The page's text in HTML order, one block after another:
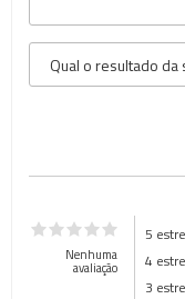
Nenhuma
avaliação
5
4
3